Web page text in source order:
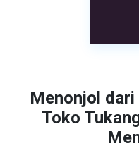
Menonjol dari
Toko